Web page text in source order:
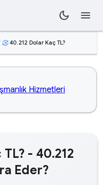
dark_mode menu
currency_exchange 40.212 Dolar Kaç TL?
- 40.212
Eder?